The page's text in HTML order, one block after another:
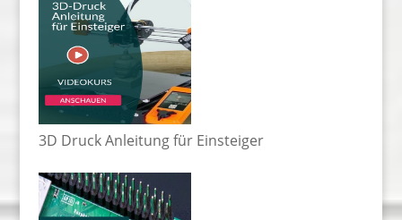
3D Druck Anleitung für Einsteiger